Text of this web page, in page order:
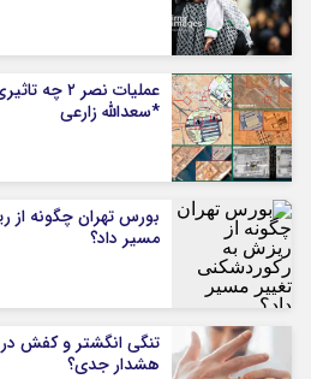
عملیات
*سعدالله زارعی
بورس تهران چگونه از
مسیر داد؟
تنگی انگشتر و کفش
هشدار جدی؟